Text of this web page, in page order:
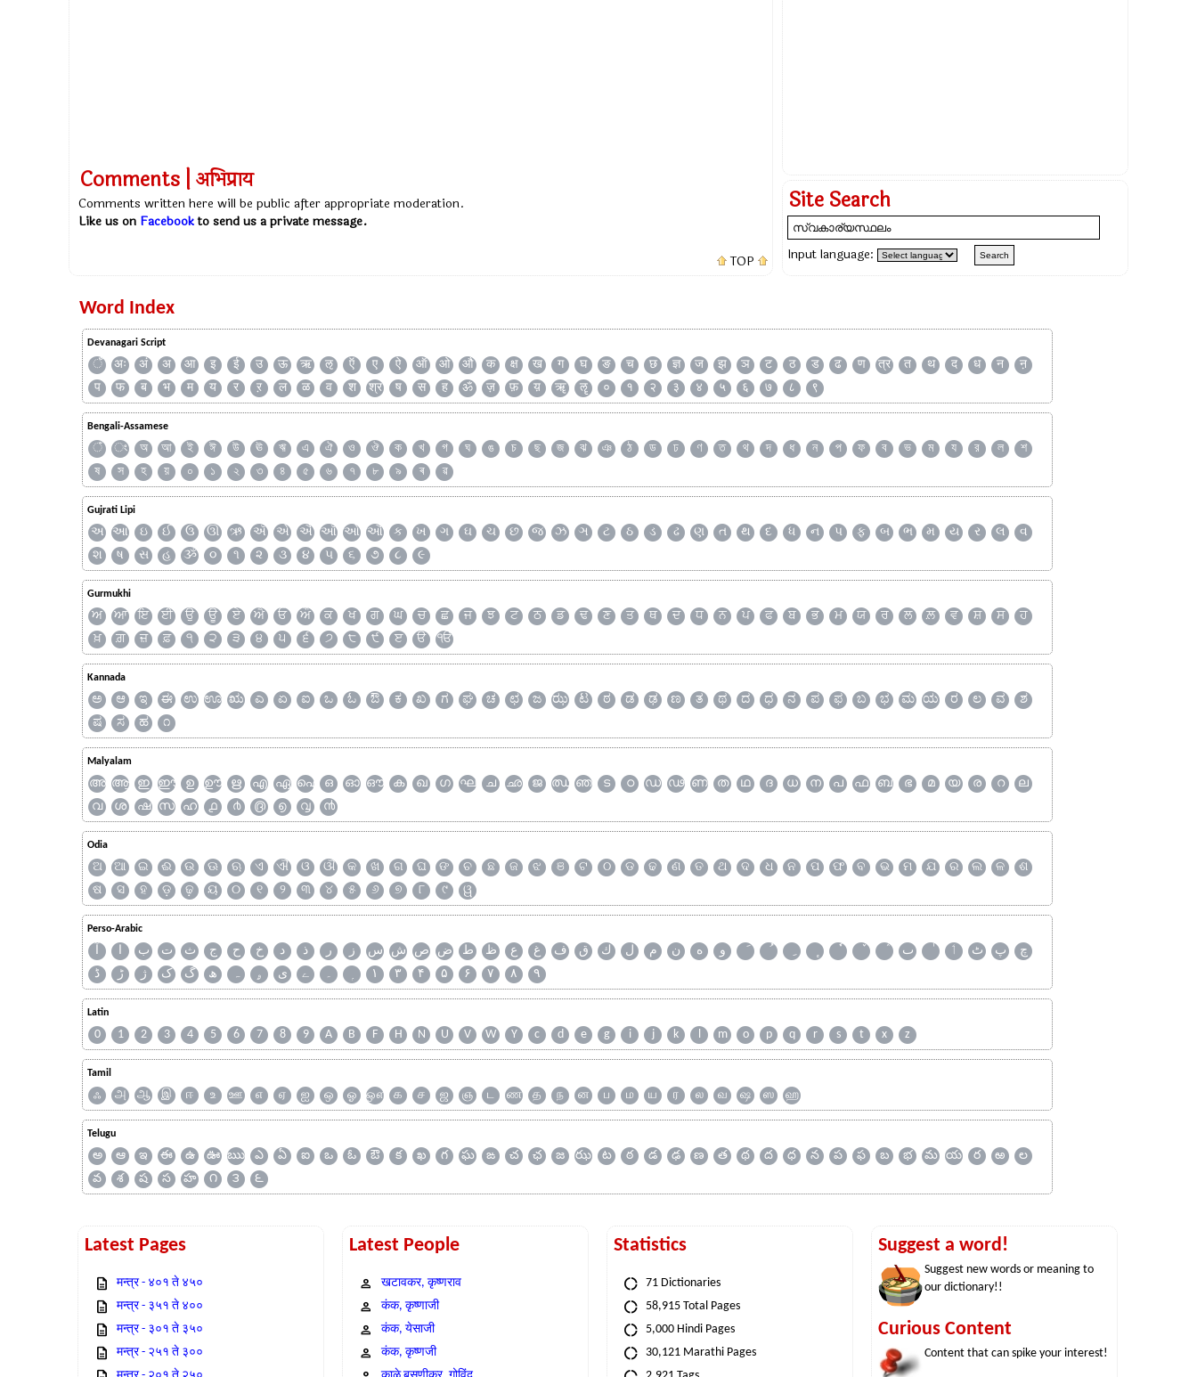
Comments | अभिप्राय
Comments written here will be public after appropriate moderation.
Like us on Facebookto send us a private message.
TOP
Site Search
Input language:
Word Index
Devanagari Script
ँ अः अं अ आ इ ई उ ऊ ऋ ऌ ऍ ए ऐ ऑ ओ औ क क्ष ख ग घ ङ च छ ज्ञ ज झ ञ ट ठ ड ढ ण त्र त थ द ध न
ऩ
प
फ ब भ म य र ऱ ल ळ व श श्र ष स ह ॐ ज़ फ़ य़ ॠ ॡ ० १ २ ३ ४ ५ ६ ७ ८ ९
Bengali-Assamese
ঁ ং অ আ ই ঈ উ ঊ ঋ এ ঐ ও ঔ ক খ গ ঘ ঙ চ ছ জ ঝ ঞ ঠ ড ঢ ণ ত থ দ ধ ন প ফ ব ভ ম য র ল
শ
ষ
স হ য় ০ ১ ২ ৩ ৪ ৫ ৬ ৭ ৮ ৯ ৰ ৱ
Gujrati Lipi
અ આ ઇ ઈ ઉ ઊ ઋ ઍ એ ઐ ઑ ઓ ઔ ક ખ ગ ઘ ચ છ જ ઝ ઞ ટ ઠ ડ ઢ ણ ત થ દ ધ ન પ ફ બ ભ મ ય ર લ
વ
શ
ષ સ હ ૐ ૦ ૧ ૨ ૩ ૪ ૫ ૬ ૭ ૮ ૯
Gurmukhi
ਅ ਆ ਇ ਈ ਉ ਊ ਏ ਐ ਓ ਔ ਕ ਖ ਗ ਘ ਚ ਛ ਜ ਝ ਟ ਠ ਡ ਢ ਣ ਤ ਥ ਦ ਧ ਨ ਪ ਫ ਬ ਭ ਮ ਯ ਰ ਲ ਲ਼ ਵ ਸ਼ ਸ
ਹ
ਖ਼
ਗ਼ ਜ਼ ਫ਼ ੧ ੨ ੩ ੪ ੫ ੬ ੭ ੮ ੯ ੲ ੳ ੴ
Kannada
ಅ ಆ ಇ ಈ ಉ ಊ ಋ ಎ ಏ ಐ ಒ ಓ ಔ ಕ ಖ ಗ ಘ ಚ ಛ ಜ ಝ ಟ ಠ ಡ ಢ ಣ ತ ಥ ದ ಧ ನ ಪ ಫ ಬ ಭ ಮ ಯ ರ ಲ ವ
ಶ
ಷ
ಸ ಹ ೧
Malyalam
അ ആ ഇ ഈ ഉ ഊ ഋ എ ഏ ഐ ഒ ഓ ഔ ക ഖ ഗ ഘ ച ഛ ജ ഝ ഞ ട ഠ ഡ ഢ ണ ത ഥ ദ ധ ന പ ഫ ബ ഭ മ യ ര റ
ല
വ
ശ ഷ സ ഹ ൧ ൪ ൫ ൭ ൮ ൯
Odia
ଅ ଆ ଇ ଈ ଉ ଊ ଋ ଏ ଐ ଓ ଔ କ ଖ ଗ ଘ ଙ ଚ ଛ ଜ ଝ ଞ ଟ ଠ ଡ ଢ ଣ ତ ଥ ଦ ଧ ନ ପ ଫ ବ ଭ ମ ଯ ର ଲ ଳ
ଶ
ଷ
ସ ହ ଡ଼ ଢ଼ ୟ ୦ ୧ ୨ ୩ ୪ ୫ ୬ ୭ ୮ ୯ ୱ
Perso-Arabic
آ ا ب ت ث ج ح خ د ذ ر ز س ش ص ض ط ظ ع غ ف ق ك ل م ن ه و ٮ ٲ ٹ پ
چ
ڈ
ڑ ژ ک گ ھ ہ ۄ ی ے ۔ ۱ ۳ ۴ ۵ ۶ ۷ ۸ ۹
Latin
0 1 2 3 4 5 6 7 8 9 A B F H N U V W Y c d e g i j k l m o p q r s t x z
Tamil
ஃ அ ஆ இ ஈ உ ஊ எ ஏ ஐ ஒ ஓ ஔ க ச ஜ ஞ ட ண த ந ன ப ம ய ர ல வ ஷ ஸ ஹ
Telugu
అ ఆ ఇ ఈ ఉ ఊ ఋ ఎ ఏ ఐ ఒ ఓ ఔ క ఖ గ ఘ ఙ చ ఛ జ ఝ ట ఠ డ ఢ ణ త థ ద ధ న ప ఫ బ భ మ య ర ఱ
ల
వ
శ ష స హ ౧ ౩ ౬
Latest Pages
मन्त्र - ४०१ ते ४५०
मन्त्र - ३५१ ते ४००
मन्त्र - ३०१ ते ३५०
मन्त्र - २५१ ते ३००
Latest People
खटावकर, कृष्णराव
कंक, कृष्णाजी
कंक, येसाजी
कंक, कृष्णजी
Statistics
71 Dictionaries
58,915 Total Pages
5,000 Hindi Pages
30,121 Marathi Pages
Suggest a word!
Suggest new words or meaning to
our dictionary!!
Curious Content
Content that can spike your interest!